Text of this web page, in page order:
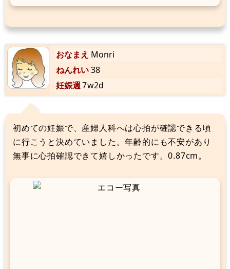
おなまえ Monri
ねんれい38
妊娠週7w2d
初めての妊娠で、産婦人科へは心拍が確認できる頃
に行こうと決めていました。年齢的にも不安があり
無事に心拍確認できて嬉しかったです。0.87cm。